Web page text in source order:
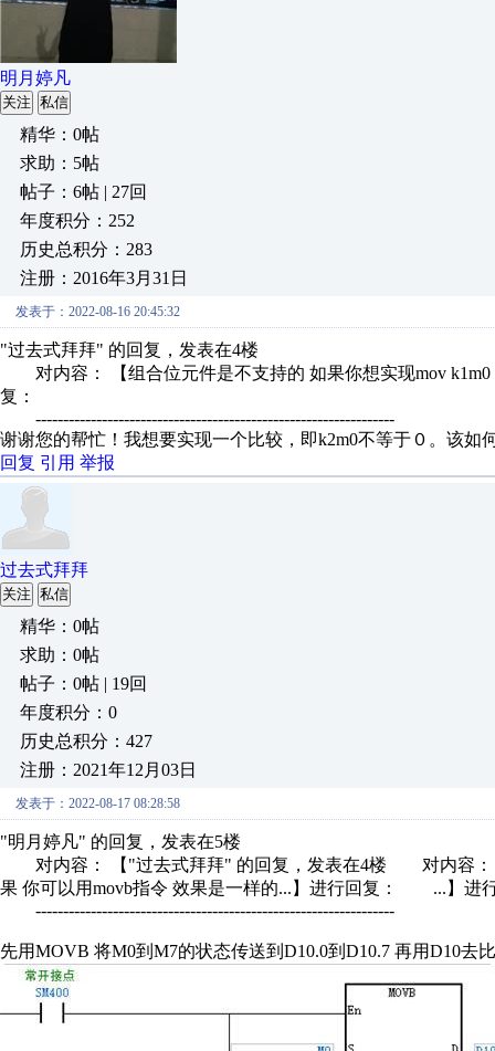
明月婷凡
关注 私信
精华：0帖
求助：5帖
帖子：6帖 | 27回
年度积分：252
历史总积分：283
注册：2016年3月31日
发表于：2022-08-16 20:45:32
"过去式拜拜" 的回复，发表在4楼
对内容： 【组合位元件是不支持的 如果你想实现mov k1m0
复：
-----------------------------------------------------------------
谢谢您的帮忙！我想要实现一个比较，即k2m0不等于０。该如
回复 引用 举报
过去式拜拜
关注 私信
精华：0帖
求助：0帖
帖子：0帖 | 19回
年度积分：0
历史总积分：427
注册：2021年12月03日
发表于：2022-08-17 08:28:58
"明月婷凡" 的回复，发表在5楼
对内容： 【"过去式拜拜" 的回复，发表在4楼 对内容： 【
果 你可以用movb指令 效果是一样的...】进行回复： ...】进行
-----------------------------------------------------------------
先用MOVB 将M0到M7的状态传送到D10.0到D10.7 再用D10去